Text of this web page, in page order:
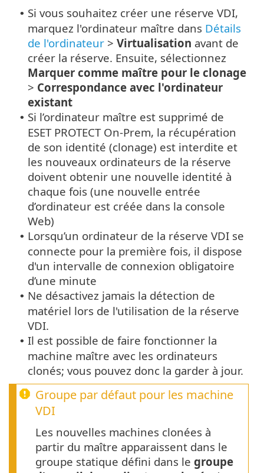
• Si vous souhaitez créer une réserve VDI,
marquez l'ordinateur maître dans Détails
de l'ordinateur > Virtualisation avant de
créer la réserve. Ensuite, sélectionnez
Marquer comme maître pour le clonage
> Correspondance avec l'ordinateur
existant
• Si l’ordinateur maître est supprimé de
ESET PROTECT On-Prem, la récupération
de son identité (clonage) est interdite et
les nouveaux ordinateurs de la réserve
doivent obtenir une nouvelle identité à
chaque fois (une nouvelle entrée
d’ordinateur est créée dans la console
Web)
• Lorsqu’un ordinateur de la réserve VDI se
connecte pour la première fois, il dispose
d'un intervalle de connexion obligatoire
d’une minute
• Ne désactivez jamais la détection de
matériel lors de l'utilisation de la réserve
VDI.
• Il est possible de faire fonctionner la
machine maître avec les ordinateurs
clonés; vous pouvez donc la garder à jour.
Groupe par défaut pour les machine
VDI
Les nouvelles machines clonées à
partir du maître apparaissent dans le
groupe statique défini dans le groupe